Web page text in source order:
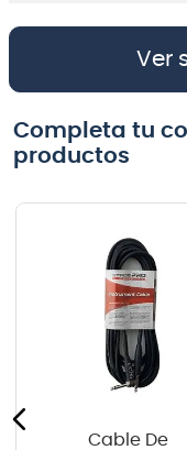
Ver
Completa tu
productos
Cable De